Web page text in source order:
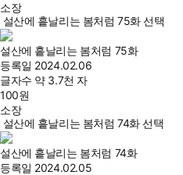
소장
설산에 흩날리는 봄처럼 75화 선택
설산에 흩날리는 봄처럼 75화
등록일 2024.02.06
글자수 약 3.7천 자
100원
소장
설산에 흩날리는 봄처럼 74화 선택
설산에 흩날리는 봄처럼 74화
등록일 2024.02.05